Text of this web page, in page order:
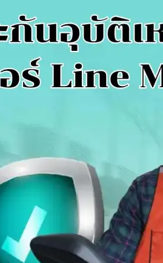
เดินทางต่างประเทศ
เดินทางในประเทศ
รถยนต์
รถยนต์
นความเสี่ยงภัยทรัพย์สิน (IAR)
นกลุ่มองค์กร
คีย์แมน